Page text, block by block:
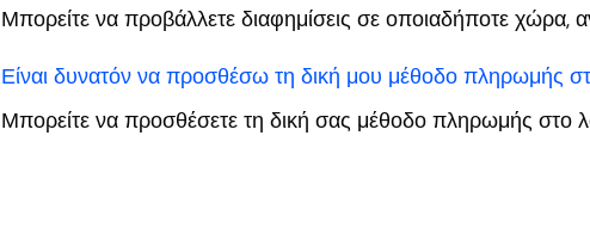
Μπορείτε να προβάλλετε διαφημίσεις σε οποιαδήποτε
Είναι δυνατόν να προσθέσω τη δική μου μέθοδο πληρωμής
Μπορείτε να προσθέσετε τη δική σας μέθοδο πληρωμής στο